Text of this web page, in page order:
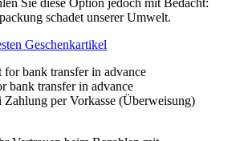
Sie diese Option jedoch mit Bedacht:
schadet unserer Umwelt.
Geschenkartikel
bank transfer in advance
Zahlung per Vorkasse (Überweisung)